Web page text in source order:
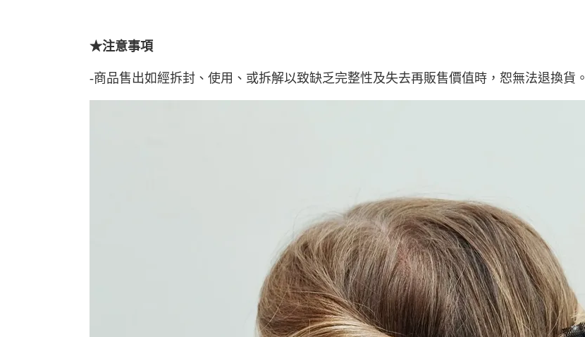
★注意事項
-商品售出如經拆封、使用、或拆解以致缺乏完整性及失去再販售價值時，恕無法退換貨。